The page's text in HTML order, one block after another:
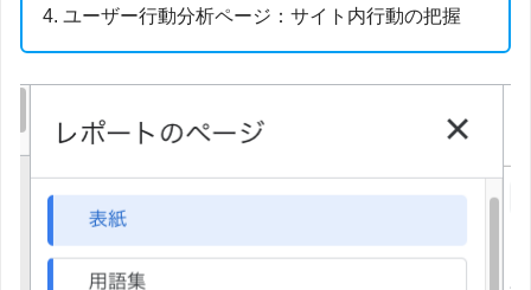
ユーザー行動分析ページ：サイト内行動の把握